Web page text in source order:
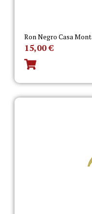
Ron Negro Casa
15,00€